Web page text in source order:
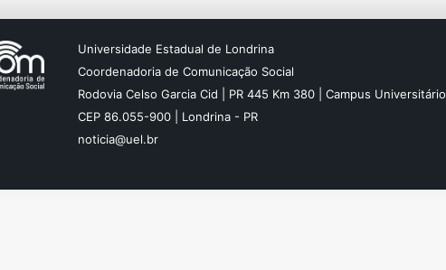
Universidade Estadual de Londrina
Coordenadoria de Comunicação Social
Rodovia Celso Garcia Cid | PR 445 Km 380 | Campus Universitário
CEP 86.055-900 | Londrina - PR
noticia@uel.br